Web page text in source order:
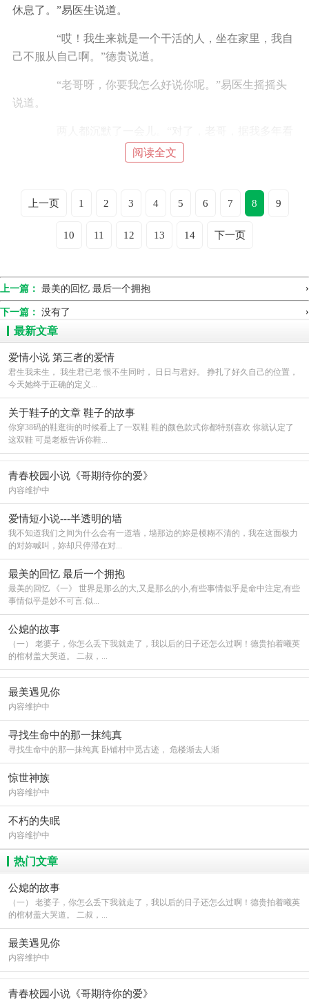
休息了。”易医生说道。
“哎！我生来就是一个干活的人，坐在家里，我自
己不服从自己啊。”德贵说道。
“老哥呀，你要我怎么好说你呢。”易医生摇摇头
说道。
病的经验，你这病有点严重，像肝炎，现在还在初发，相
因为在那里的耗费太大，你就拿着检查单给我看，不严重
完钱便拄着拐杖往老屋的方向走。
“老哥，明天你一定要去哈，时间长了怕更难
治。”易医生叮嘱道。
“谢谢你，我知道了。”德贵边挥手边回道。
德贵蹒跚地回到家里，趴在了床上。心想：这下
完了，要去二医院检查，家里离二医院有百里之遥，要到
十里的镇上才能坐到车，自己身体不适，一个人走这么远
的路，怕路上昏倒，可是叫鑫宏陪自己一起去，又怕秀姜
不同意。德贵想着想着便睡着了。
阅读全文
上一页 1 2 3 4 5 6 7 8 9
10 11 12 13 14 下一页
上一篇： 最美的回忆 最后一个拥抱 ›
下一篇： 没有了 ›
最新文章
爱情小说 第三者的爱情
君生我未生， 我生君已老 恨不生同时， 日日与君好。 挣扎了好久自己的位置，
今天她终于正确的定义...
关于鞋子的文章 鞋子的故事
你穿38码的鞋逛街的时候看上了一双鞋 鞋的颜色款式你都特别喜欢 你就认定了
这双鞋 可是老板告诉你鞋...
青春校园小说《哥期待你的爱》
内容维护中
爱情短小说---半透明的墙
我不知道我们之间为什么会有一道墙，墙那边的妳是模糊不清的，我在这面极力
的对妳喊叫，妳却只停滞在对...
最美的回忆 最后一个拥抱
最美的回忆 《一》 世界是那么的大,又是那么的小,有些事情似乎是命中注定,有些
事情似乎是妙不可言.似...
公媳的故事
（一） 老婆子，你怎么丢下我就走了，我以后的日子还怎么过啊！德贵拍着曦英
的棺材盖大哭道。 二叔，...
最美遇见你
内容维护中
寻找生命中的那一抹纯真
寻找生命中的那一抹纯真 卧铺村中觅古迹， 危楼渐去人渐
惊世神族
内容维护中
不朽的失眠
内容维护中
热门文章
公媳的故事
（一） 老婆子，你怎么丢下我就走了，我以后的日子还怎么过啊！德贵拍着曦英
的棺材盖大哭道。 二叔，...
最美遇见你
内容维护中
青春校园小说《哥期待你的爱》